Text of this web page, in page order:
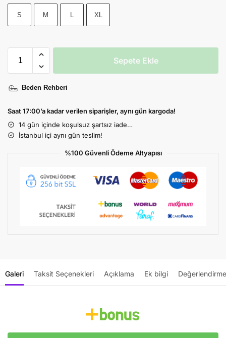
S M XL
Sepete Ekle
Beden Rehberi
Saat 17:00’a kadar verilen siparişler, aynı gün kargoda!
14 gün içinde koşulsuz şartsız iade…
İstanbul içi aynı gün teslim!
%100 Güvenli Ödeme Altyapısı
Galeri Taksit Seçenekleri Açıklama Ek bilgi